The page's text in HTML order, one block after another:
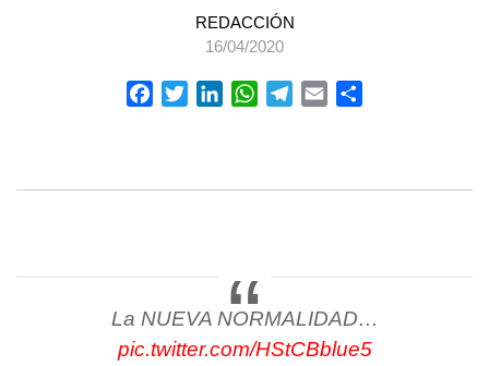
REDACCIÓN
16/04/2020
FacebookTwitterLinkedInWhatsApp
Telegram
Email
La NUEVA NORMALIDAD…
pic.twitter.com/HStCBblue5